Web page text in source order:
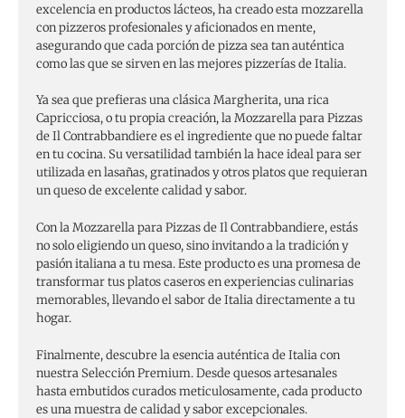
excelencia en productos lácteos, ha creado esta mozzarella
con pizzeros profesionales y aficionados en mente,
asegurando que cada porción de pizza sea tan auténtica
como las que se sirven en las mejores pizzerías de Italia.
Ya sea que prefieras una clásica Margherita, una rica
Capricciosa, o tu propia creación, la Mozzarella para Pizzas
de Il Contrabbandiere es el ingrediente que no puede faltar
en tu cocina. Su versatilidad también la hace ideal para ser
utilizada en lasañas, gratinados y otros platos que requieran
un queso de excelente calidad y sabor.
Con la Mozzarella para Pizzas de Il Contrabbandiere, estás
no solo eligiendo un queso, sino invitando a la tradición y
pasión italiana a tu mesa. Este producto es una promesa de
transformar tus platos caseros en experiencias culinarias
memorables, llevando el sabor de Italia directamente a tu
hogar.
Finalmente, descubre la esencia auténtica de Italia con
nuestra Selección Premium. Desde quesos artesanales
hasta embutidos curados meticulosamente, cada producto
es una muestra de calidad y sabor excepcionales.